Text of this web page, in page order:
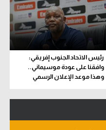
رئيس الاتحاد الجنوب إفريقي:
وافقنا على عودة موسيماني..
وهذا موعد الإعلان الرسمي